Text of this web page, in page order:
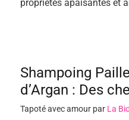
propriétés apaisantes et
Shampoing
d’Argan : Des
Tapoté avec amour par La